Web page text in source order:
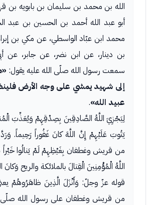
الله بن محمد بن سليمان بن بابويه بن
أبو عبد الله أحمد بن الحسين بن عبد
محمد ابن عبّاد الواسطي، عن مكي بن
بن دينار، عن ابن نضر، عن جابر، عن
سمعت رسول الله صلّى الله عليه يقول:
إلى شهيد يمشي على وجه الأرض
عبيد الله».
لِيَجْزِيَ اللَّهُ الصَّادِقِينَ بِصِدْقِهِمْ وَيُعَذِّبَ
يَتُوبَ عَلَيْهِمْ إِنَّ اللَّهَ كانَ غَفُوراً رَحِيماً. وَرَدَّ
من قريش وغطفان بِغَيْظِهِمْ لَمْ يَنالُوا خَيْراً
اللَّهُ الْمُؤْمِنِينَ الْقِتالَ بالملائكة والريح وَكانَ
قوله عزّ وجلّ: وَأَنْزَلَ الَّذِينَ ظاهَرُوهُمْ
من قريش وغطفان على رسول الله صلّى